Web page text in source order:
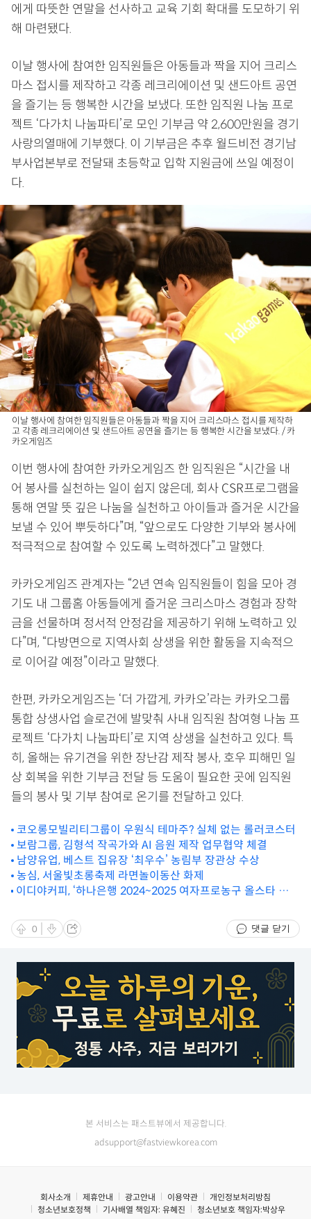
에게 따뜻한 연말을 선사하고 교육 기회 확대를 도모하기 위
해 마련됐다.
이날 행사에 참여한 임직원들은 아동들과 짝을 지어 크리스
마스 접시를 제작하고 각종 레크리에이션 및 샌드아트 공연
을 즐기는 등 행복한 시간을 보냈다. 또한 임직원 나눔 프로
젝트 ‘다가치 나눔파티’로 모인 기부금 약 2,600만원을 경기
사랑의열매에 기부했다. 이 기부금은 추후 월드비전 경기남
부사업본부로 전달돼 초등학교 입학 지원금에 쓰일 예정이
다.
이날 행사에 참여한 임직원들은 아동들과 짝을 지어 크리스마스 접시를 제작하
고 각종 레크리에이션 및 샌드아트 공연을 즐기는 등 행복한 시간을 보냈다. / 카
카오게임즈
이번 행사에 참여한 카카오게임즈 한 임직원은 “시간을 내
어 봉사를 실천하는 일이 쉽지 않은데, 회사 CSR프로그램을
통해 연말 뜻 깊은 나눔을 실천하고 아이들과 즐거운 시간을
보낼 수 있어 뿌듯하다”며, “앞으로도 다양한 기부와 봉사에
적극적으로 참여할 수 있도록 노력하겠다”고 말했다.
카카오게임즈 관계자는 “2년 연속 임직원들이 힘을 모아 경
기도 내 그룹홈 아동들에게 즐거운 크리스마스 경험과 장학
금을 선물하며 정서적 안정감을 제공하기 위해 노력하고 있
다”며, “다방면으로 지역사회 상생을 위한 활동을 지속적으
로 이어갈 예정”이라고 말했다.
한편, 카카오게임즈는 ‘더 가깝게, 카카오’라는 카카오그룹
통합 상생사업 슬로건에 발맞춰 사내 임직원 참여형 나눔 프
로젝트 ‘다가치 나눔파티’로 지역 상생을 실천하고 있다. 특
히, 올해는 유기견을 위한 장난감 제작 봉사, 호우 피해민 일
상 회복을 위한 기부금 전달 등 도움이 필요한 곳에 임직원
들의 봉사 및 기부 참여로 온기를 전달하고 있다.
코오롱모빌리티그룹이 우원식 테마주? 실체 없는 롤러코스터
보람그룹, 김형석 작곡가와 AI 음원 제작 업무협약 체결
남양유업, 베스트 집유장 ‘최우수’ 농림부 장관상 수상
농심, 서울빛초롱축제 라면놀이동산 화제
이디야커피, ‘하나은행 2024~2025 여자프로농구 올스타 페스
0 댓글 닫기
본 서비스는 패스트뷰에서 제공합니다.
adsupport@fastviewkorea.com
회사소개 제휴안내 광고안내 이용약관
개인정보처리방침
청소년보호정책
기사배열 책임자: 유혜진 청소년보호 책임자:박상우